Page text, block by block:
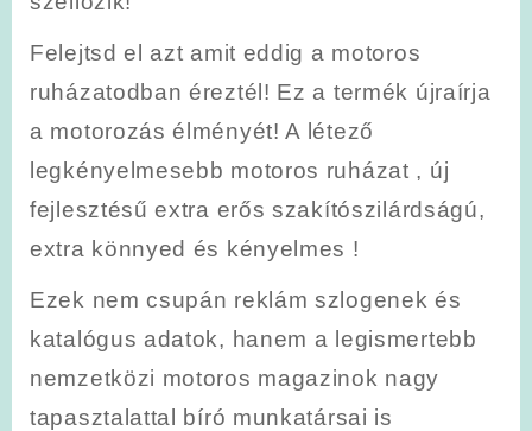
Felejtsd el azt amit eddig a motoros
ruházatodban éreztél! Ez a termék újraírja
a motorozás élményét! A létező
legkényelmesebb motoros ruházat , új
fejlesztésű extra erős szakítószilárdságú,
extra könnyed és kényelmes !
Ezek nem csupán reklám szlogenek és
katalógus adatok, hanem a legismertebb
nemzetközi motoros magazinok nagy
tapasztalattal bíró munkatársai is